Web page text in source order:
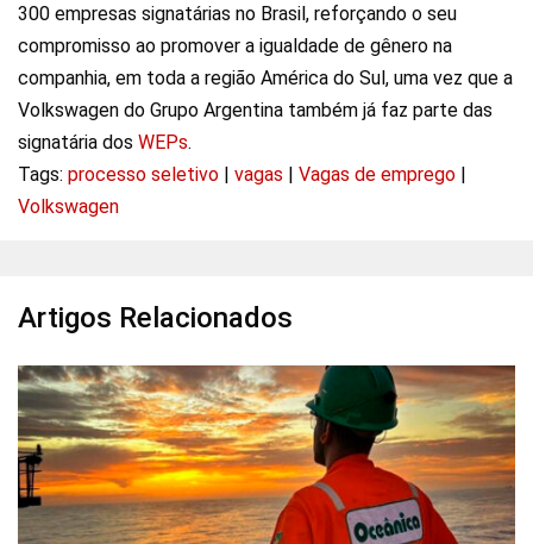
300 empresas signatárias no Brasil, reforçando o seu
compromisso ao promover a igualdade de gênero na
companhia, em toda a região América do Sul, uma vez que a
Volkswagen do Grupo Argentina também já faz parte das
signatária dos WEPs.
Tags: processo seletivo | vagas | Vagas de emprego |
Volkswagen
Artigos Relacionados